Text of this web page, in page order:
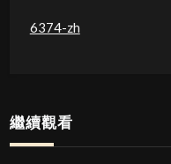
6374-zh
繼續觀看